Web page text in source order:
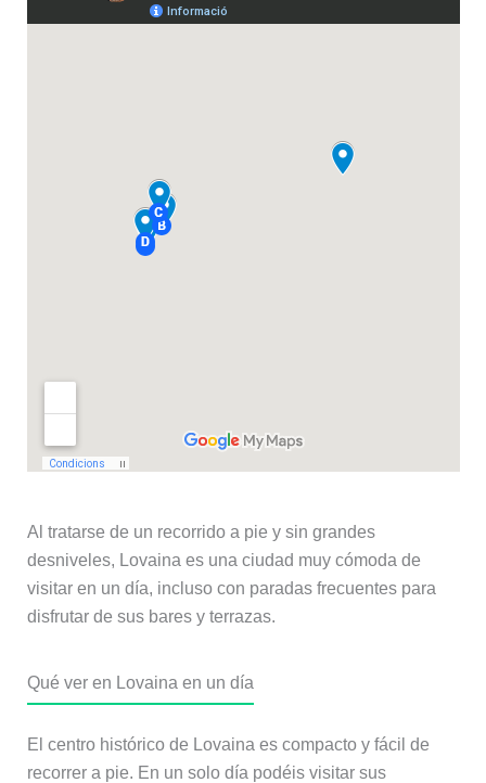
Al tratarse de un recorrido a pie y sin grandes
desniveles, Lovaina es una ciudad muy cómoda de
visitar en un día, incluso con paradas frecuentes para
disfrutar de sus bares y terrazas.
Qué ver en Lovaina en un día
El centro histórico de Lovaina es compacto y fácil de
recorrer a pie. En un solo día podéis visitar sus